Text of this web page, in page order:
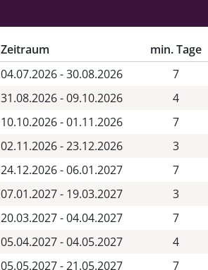
Zeitraum min. Tage
04.07.2026 - 30.08.2026 7
31.08.2026 - 09.10.2026 4
10.10.2026 - 01.11.2026 7
02.11.2026 - 23.12.2026 3
24.12.2026 - 06.01.2027 7
07.01.2027 - 19.03.2027 3
20.03.2027 - 04.04.2027 7
05.04.2027 - 04.05.2027 4
05.05.2027 - 21.05.2027 7